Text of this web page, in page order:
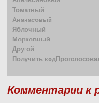
Томатный
Ананасовый
Яблочный
Морковный
Другой
Получить
Комментарии к